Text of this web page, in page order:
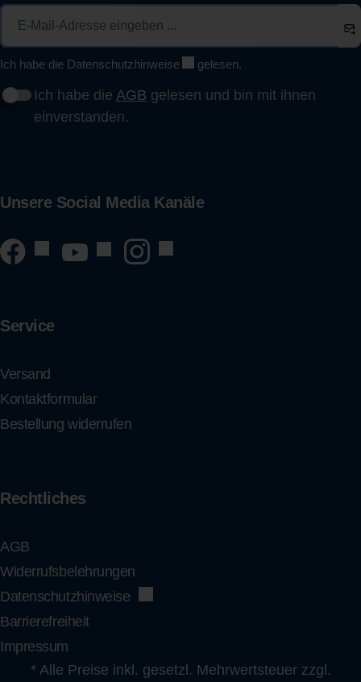
Ich habe die Datenschutzhinweise gelesen.
Ich habe die AGB gelesen und bin mit ihnen
einverstanden.
Service
Versand
Kontaktformular
Bestellung widerrufen
Rechtliches
AGB
Widerrufsbelehrungen
Datenschutzhinweise
Barrierefreiheit
Impressum
Unsere Social Media Kanäle
* Alle Preise inkl. gesetzl. Mehrwertsteuer zzgl.